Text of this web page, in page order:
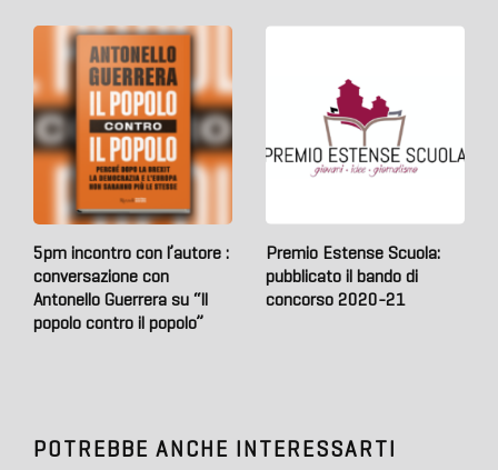
5pm incontro con l’autore :
conversazione con
Antonello Guerrera su “Il
popolo contro il popolo”
Premio Estense Scuola:
pubblicato il bando di
concorso 2020-21
POTREBBE ANCHE INTERESSARTI